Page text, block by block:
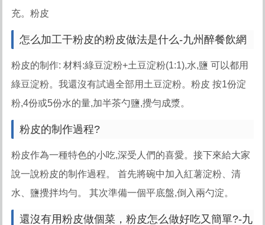
充。粉皮
怎么加工干粉皮的粉皮做法是什么-九州醉餐飲網
粉皮的制作: 材料:綠豆淀粉+土豆淀粉(1:1),水,鹽 可以都用
綠豆淀粉。我還沒有試過全部用土豆淀粉。粉皮 按1份淀
粉,4份或5份水的量,加半茶勺鹽,攪勻成漿。
粉皮的制作過程?
粉皮作為一種特色的小吃,深受人們的喜愛。接下來給大家
說一說粉皮的制作過程。 首先將碗中加入紅薯淀粉、清
水、鹽攪拌均勻。 其次準備一個平底盤,倒入兩勺淀。
還沒有用粉皮做個菜，粉皮怎么做好吃又簡單?-九